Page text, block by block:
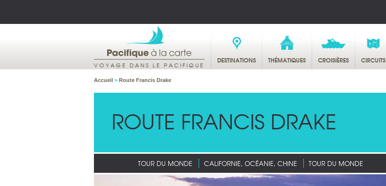
VOYAGE DANS LE PACIFIQUE
DESTINATIONS THÉMATIQUES CROISIÈRES CIRCUITS
Accueil > Route Francis Drake
ROUTE FRANCIS DRAKE
TOUR DU MONDE CALIFORNIE, OCÉANIE, CHINE TOUR DU MONDE